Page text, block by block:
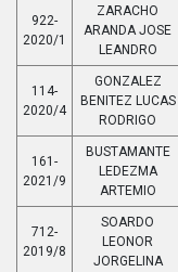
922-
2020/1
ZARACHO
ARANDA JOSE
LEANDRO
114-
2020/4
GONZALEZ
BENITEZ LUCAS
RODRIGO
161-
2021/9
BUSTAMANTE
LEDEZMA
ARTEMIO
712-
2019/8
SOARDO
LEONOR
JORGELINA